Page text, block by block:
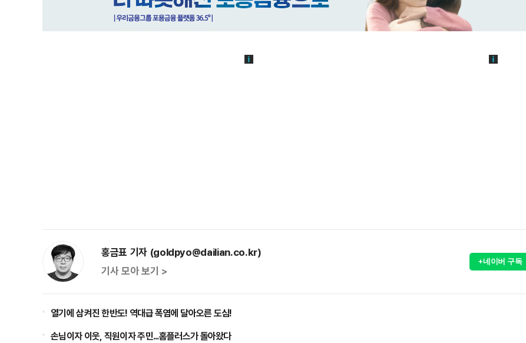
홍금표 기자 (goldpyo@dailian.co.kr)
기사 모아 보기 >
+네이버 구독
열기에 삼켜진 한반도! 역대급 폭염에 달아오른 도심!
손님이자 이웃, 직원이자 주민...홈플러스가 돌아왔다